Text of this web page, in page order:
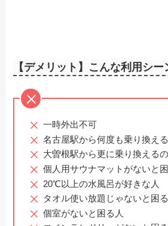
【デメリット】こんな利用シ
一時外出不可
名古屋駅から何度も乗り換え
大曽根駅から更に乗り換える
個人用サウナマットがないと
20℃以上の水風呂が好きな人
タオル使い放題じゃないと困
個室がないと困る人